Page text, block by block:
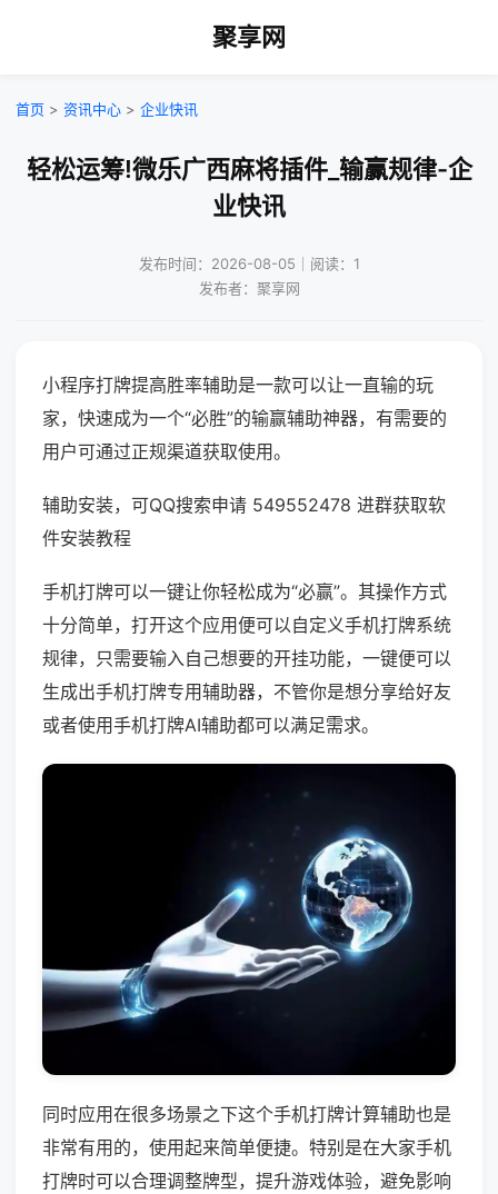
聚享网
首页 > 资讯中心 > 企业快讯
轻松运筹!微乐广西麻将插件_输赢规律-企
业快讯
发布时间：2026-08-05｜阅读：1
发布者：聚享网
小程序打牌提高胜率辅助是一款可以让一直输的玩
家，快速成为一个“必胜”的输赢辅助神器，有需要的
用户可通过正规渠道获取使用。
辅助安装，可QQ搜索申请 549552478 进群获取软
件安装教程
手机打牌可以一键让你轻松成为“必赢”。其操作方式
十分简单，打开这个应用便可以自定义手机打牌系统
规律，只需要输入自己想要的开挂功能，一键便可以
生成出手机打牌专用辅助器，不管你是想分享给好友
或者使用手机打牌AI辅助都可以满足需求。
同时应用在很多场景之下这个手机打牌计算辅助也是
非常有用的，使用起来简单便捷。特别是在大家手机
打牌时可以合理调整牌型，提升游戏体验，避免影响